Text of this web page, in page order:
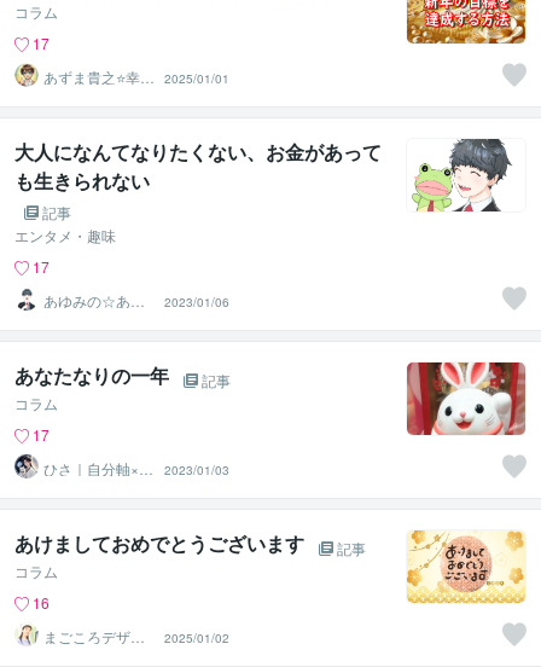
コラム
17
あずま貴之⭐幸せ
自分軸の生き方
育成コーチ
2025/01/01
大人になんてなりたくない、お金があって
も生きられない
記事
エンタメ・趣味
17
あゆみの☆あな
たを応援・肯定
し隊
2023/01/06
あなたなりの一年
記事
コラム
17
ひさ｜自分軸×AI
占い
2023/01/03
あけましておめでとうございます
記事
コラム
16
まごころデザイ
ン
2025/01/02